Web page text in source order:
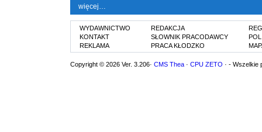
więcej…
WYDAWNICTWO
KONTAKT
REKLAMA
REDAKCJA
SŁOWNIK PRACODAWCY
PRACA KŁODZKO
Copyright © 2026 Ver. 3.206· CMS Thea · CPU ZETO · - Wszelkie